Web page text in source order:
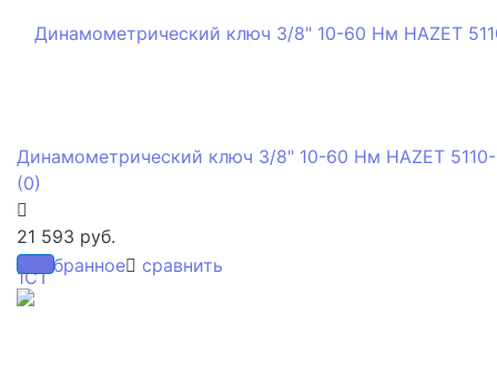
избранное сравнить
Динамометрический ключ 3/8" 10-60 Нм HAZET 5110-
(0)
21 593 руб.